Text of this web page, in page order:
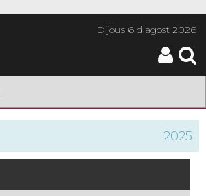
Dijous6 d’agost 2026
2025